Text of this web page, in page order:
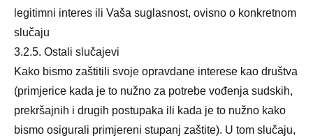
legitimni interes ili Vaša suglasnost, ovisno o konkretnom
slučaju
3.2.5. Ostali slučajevi
Kako bismo zaštitili svoje opravdane interese kao društva
(primjerice kada je to nužno za potrebe vođenja sudskih,
prekršajnih i drugih postupaka ili kada je to nužno kako
bismo osigurali primjereni stupanj zaštite). U tom slučaju,